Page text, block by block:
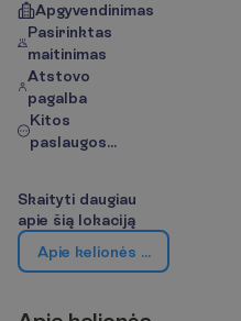
Apgyvendinimas
Pasirinktas
maitinimas
Atstovo
pagalba
Kitos
paslaugos...
Skaityti daugiau
apie šią lokaciją
Apie kelionės kr